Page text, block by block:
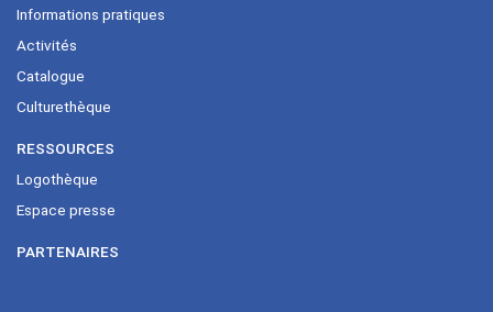
Informations pratiques
Activités
Catalogue
Culturethèque
RESSOURCES
Logothèque
Espace presse
PARTENAIRES